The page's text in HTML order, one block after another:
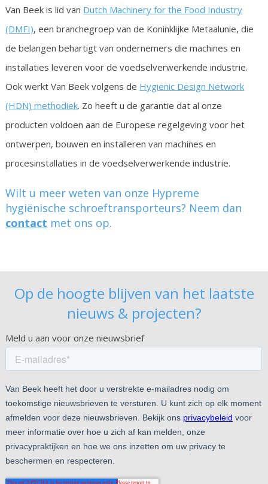
Van Beek is lid van Dutch Machinery for the Food Industry
(DMFI), een branchegroep van de Koninklijke Metaalunie, die
de belangen behartigt van ondernemers die machines en
installaties leveren voor de voedselverwerkende industrie.
Ook werkt Van Beek volgens de Hygienic Design Network
(HDN) methodiek. Zo heeft u de garantie dat al onze
producten voldoen aan de Europese regelgeving voor het
ontwerpen, bouwen en installeren van machines en
procesinstallaties in de voedselverwerkende industrie.
Wilt u meer weten van onze Hypreme
hygiënische schroeftransporteurs? Neem dan
contact met ons op.
Op de hoogte blijven van het laatste
nieuws & projecten?
Meld u aan voor onze nieuwsbrief